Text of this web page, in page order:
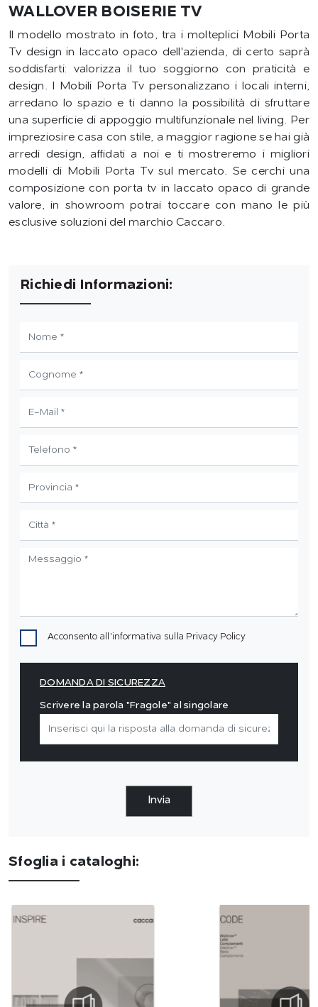
WALLOVER BOISERIE TV
Il modello mostrato in foto, tra i molteplici Mobili Porta
Tv design in laccato opaco dell'azienda, di certo saprà
soddisfarti: valorizza il tuo soggiorno con praticità e
design. I Mobili Porta Tv personalizzano i locali interni,
arredano lo spazio e ti danno la possibilità di sfruttare
una superficie di appoggio multifunzionale nel living. Per
impreziosire casa con stile, a maggior ragione se hai già
arredi design, affidati a noi e ti mostreremo i migliori
modelli di Mobili Porta Tv sul mercato. Se cerchi una
composizione con porta tv in laccato opaco di grande
valore, in showroom potrai toccare con mano le più
esclusive soluzioni del marchio Caccaro.
Richiedi Informazioni:
Acconsento all'informativa sulla Privacy Policy
DOMANDA DI SICUREZZA
Scrivere la parola "Fragole" al singolare
Invia
Sfoglia i cataloghi: